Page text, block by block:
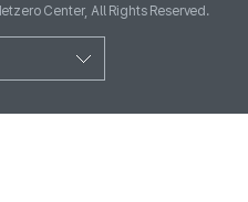
Center, All Rights Reserved.